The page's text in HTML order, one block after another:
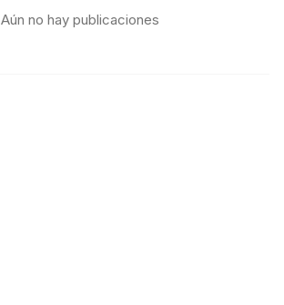
Aún no hay publicaciones